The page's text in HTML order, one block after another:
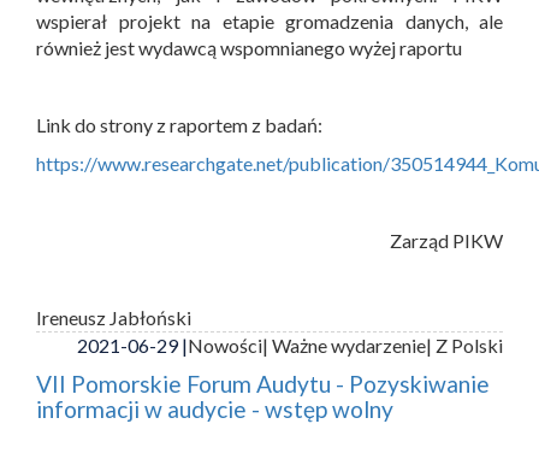
wspierał projekt na etapie gromadzenia danych, ale
również jest wydawcą wspomnianego wyżej raportu
Link do strony z raportem z badań:
https://www.researchgate.net/publication/
Zarząd PIKW
Ireneusz Jabłoński
2021-06-29 |Nowości| Ważne wydarzenie| Z Polski
VII Pomorskie Forum Audytu - Pozyskiwanie
informacji w audycie - wstęp wolny